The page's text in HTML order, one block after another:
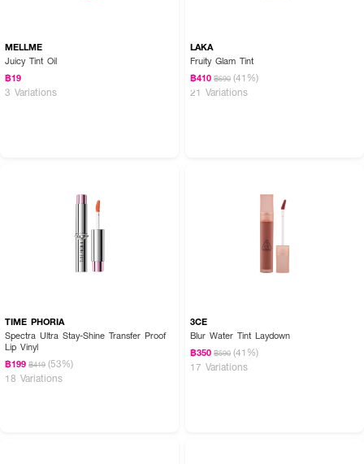
MELLME
Juicy Tint Oil
฿19
3 Variations
LAKA
Fruity Glam Tint
฿410 ฿690 (41%)
21 Variations
TIME PHORIA
Spectra Ultra Stay-Shine Transfer Proof
Lip Vinyl
฿199 ฿419 (53%)
18 Variations
3CE
Blur Water Tint Laydown
฿350 ฿590 (41%)
17 Variations